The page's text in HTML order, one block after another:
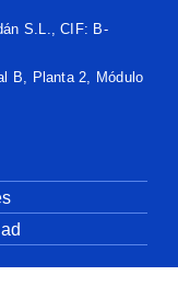
S.L., CIF: B-
B, Planta 2, Módulo